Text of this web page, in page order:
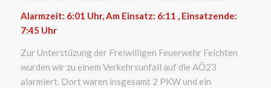
Alarmzeit: 6:01 Uhr, Am Einsatz: 6:11 , Einsatzende:
7:45 Uhr
Zur Unterstüzung der Freiwilligen Feuerwehr Feichten
wurden wir zu einem Verkehrsunfall auf die AÖ23
alarmiert. Dort waren insgesamt 2 PKW und ein